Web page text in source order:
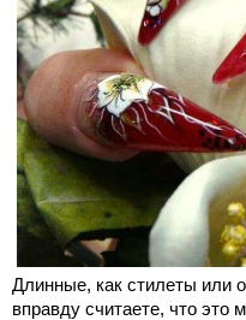
Длинные, как стилеты или
вправду считаете, что